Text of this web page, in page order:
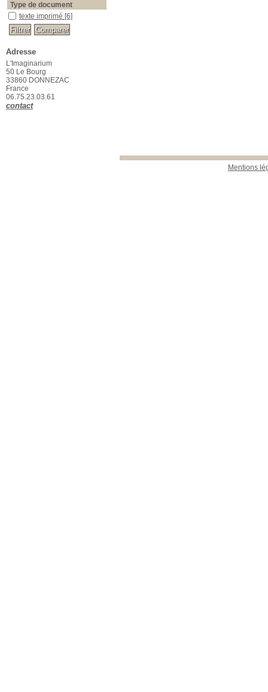
Mentions
Type de document
texte imprimé [6]
Adresse
L'Imaginarium
50 Le Bourg
33860 DONNEZAC
France
06.75.23.03.61
contact